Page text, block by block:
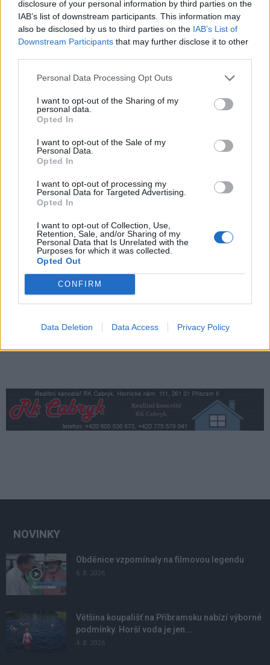
disclosure of your personal information by third parties on the
IAB’s list of downstream participants. This information may
also be disclosed by us to third parties on the IAB’s List of
Downstream Participants that may further disclose it to other
Personal Data Processing Opt Outs
I want to opt-out of the Sharing of my
personal data.
Opted In
I want to opt-out of the Sale of my
Personal Data.
Opted In
I want to opt-out of processing my
Personal Data for Targeted Advertising.
Opted In
I want to opt-out of Collection, Use,
Retention, Sale, and/or Sharing of my
Personal Data that Is Unrelated with the
Purposes for which it was collected.
Opted Out
CONFIRM
Data Deletion Data Access Privacy Policy
Zduchovice mají kontejnery na
kov, v Příbrami stále pro třídění
chybí
Oprava odvodňovacích žlabů na
D4 skončila dříve
SOUVISEJÍCÍ ČLÁNKY
VÍCE OD AUTORA
Rovnováha života. Vernisáž nabídne
i hudební a básnický program
Festival hudby na zámku Dobříš sází na
jedinečnou atmosféru. Klasiku propojí
Kultura
Fesťáczek Presents poprvé míří do
Lesního divadla Skalka. Nabídne hudbu,
divadlo i tvořivé dílny
NOVINKY
Obděnice vzpomínaly na filmovou legendu
6. 8. 2026
Většina koupališť na Příbramsku nabízí výborné
podmínky. Horší voda je jen...
4. 8. 2026